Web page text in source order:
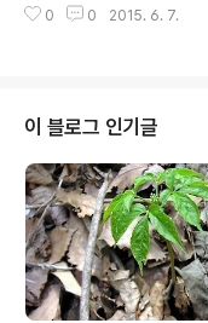
다.2,그외에 외래종과 인삼에
로써 모든 약초 중에 최고의 선
있더라도 이해 하시고,가능한
을 다 하겠읍니다.1,본협회에
대해서는 자연산삼 야생산삼
다.2,그외에 외래종과 인삼에
산양산삼에 대한 부분도 별도
의뢰한 후 판매를 하시고자 하
0 0 2015. 6. 7.
이 블로그 인기글